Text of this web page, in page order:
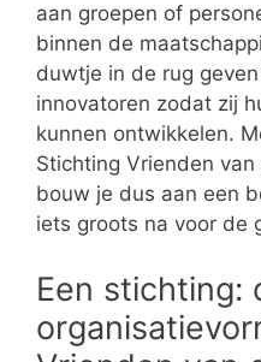
aan groepen of
binnen de
duwtje in de rug
innovatoren zodat zij
kunnen ontwikkelen.
Stichting Vrienden
bouw je dus aan een
iets groots na voor de
Een stichting: